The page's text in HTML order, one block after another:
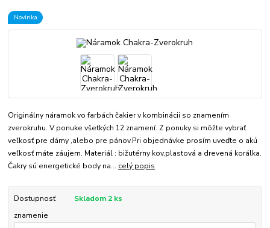
Novinka
Originálny náramok vo farbách čakier v kombinácii so znamením
zverokruhu. V ponuke všetkých 12 znamení. Z ponuky si môžte vybrať
veľkosť pre dámy ,alebo pre pánov.Pri objednávke prosím uveďte o akú
veľkosť máte záujem. Materiál : bižutérny kov,plastová a drevená korálka.
Čakry sú energetické body na... celý popis
Dostupnosť
Skladom 2 ks
znamenie